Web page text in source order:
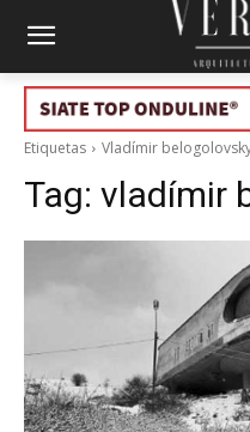
Etiquetas Vladímir
Tag: vladímir